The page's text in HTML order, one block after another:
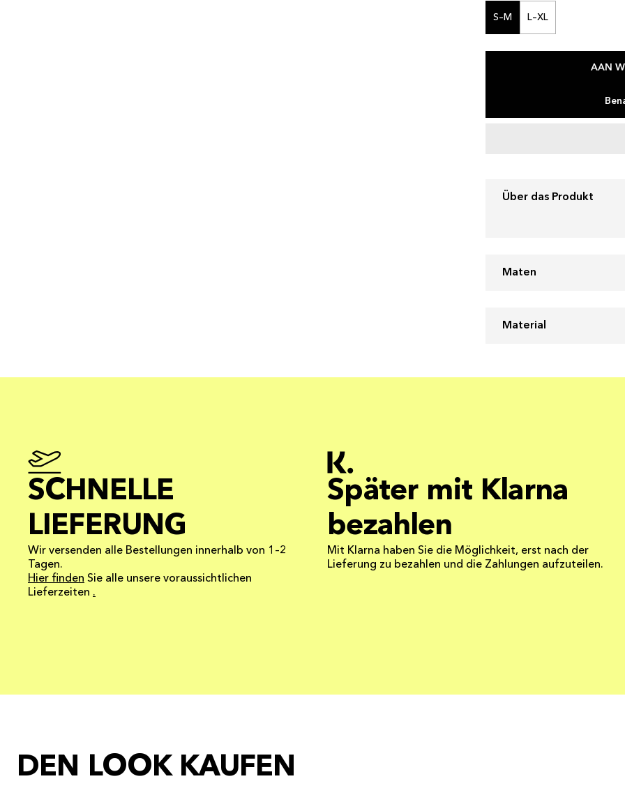
S–M L–XL
AAN
Über das Produkt
Maten
Material
SCHNELLE
LIEFERUNG
Wir versenden alle Bestellungen innerhalb von 1–2
Tagen.
Hier finden Sie alle unsere voraussichtlichen
Lieferzeiten .
Später mit Klarna
bezahlen
Mit Klarna haben Sie die Möglichkeit, erst nach der
Lieferung zu bezahlen und die Zahlungen aufzuteilen.
DEN LOOK KAUFEN